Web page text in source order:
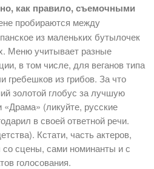
как правило, съемочными
пробираются между
из маленьких бутылочек
Меню учитывает разные
в том числе, для веганов типа
гребешков из грибов. За что
золотой глобус за лучшую
(ликуйте, русские
в своей ответной речи.
Кстати, часть актеров,
сцены, сами номинанты и с
голосования.